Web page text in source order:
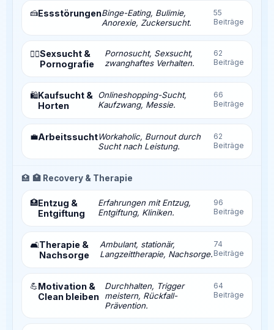
🍰EssstörungenBinge-Eating, Bulimie,
Anorexie, Zuckersucht.
55
Beiträge
❤️‍🔥Sexsucht &
Pornografie
Pornosucht, Sexsucht,
zwanghaftes Verhalten.
62
Beiträge
🛍️Kaufsucht &
Horten
Onlineshopping-Sucht,
Kaufzwang, Messie.
66
Beiträge
💼ArbeitssuchtWorkaholic, Burnout durch
Sucht nach Leistung.
62
Beiträge
🏥 🏥 Recovery & Therapie
🏥Entzug &
Entgiftung
Erfahrungen mit Entzug,
Entgiftung, Kliniken.
96
Beiträge
🛋️Therapie &
Nachsorge
Ambulant, stationär,
Langzeittherapie, Nachsorge.
74
Beiträge
💪Motivation &
Clean bleiben
Durchhalten, Trigger
meistern, Rückfall-
Prävention.
64
Beiträge